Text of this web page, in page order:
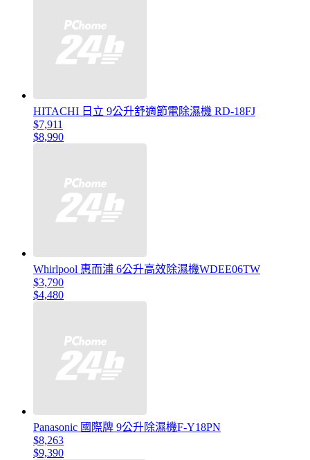
HITACHI 日立 9公升舒適節電除濕機 RD-18FJ
$7,911
$8,990
Whirlpool 惠而浦 6公升高效除濕機WDEE06TW
$3,790
$4,480
Panasonic 國際牌 9公升除濕機F-Y18PN
$8,263
$9,390